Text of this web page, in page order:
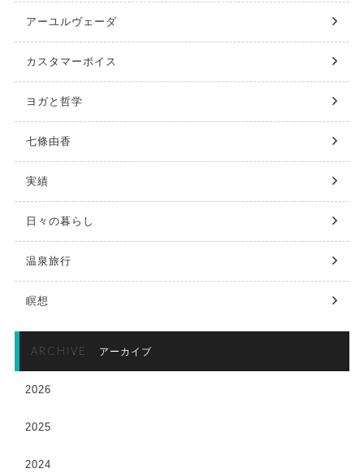
アーユルヴェーダ
カスタマーボイス
ヨガと哲学
七條由香
実績
日々の暮らし
温泉旅行
瞑想
ARCHIVE アーカイブ
2026
2025
2024